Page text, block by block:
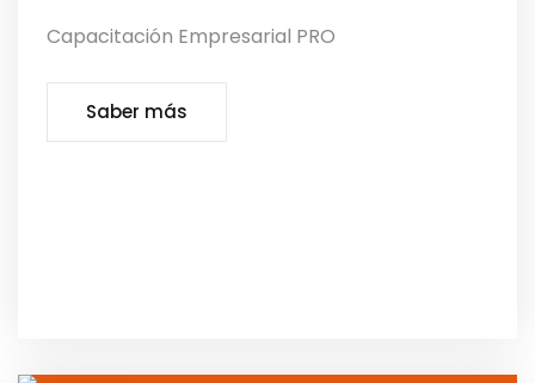
Capacitación Empresarial PRO
Saber más